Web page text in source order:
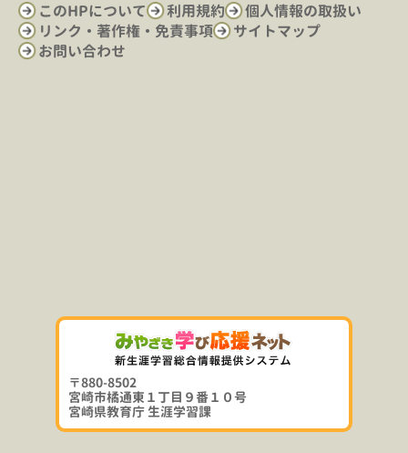
このHPについて 利用規約
個人情報の取扱い
リンク・著作権・免責事項
サイトマップ
お問い合わせ
〒880-8502
宮崎市橘通東１丁目９番１０号
宮崎県教育庁 生涯学習課